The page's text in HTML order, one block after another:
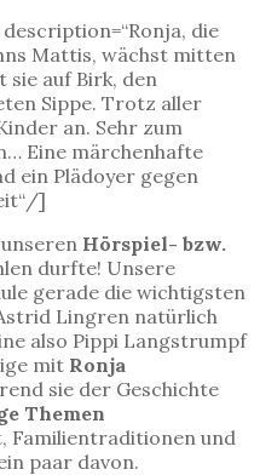
description=“Ronja, die
Mattis, wächst mitten
sie auf Birk, den
Sippe. Trotz aller
an. Sehr zum
Eine märchenhafte
ein Plädoyer gegen
]
Hörspiel- bzw.
durfte! Unsere
gerade die wichtigsten
Lingren natürlich
also Pippi Langstrumpf
mit Ronja
sie der Geschichte
Themen
Familientraditionen und
paar davon.